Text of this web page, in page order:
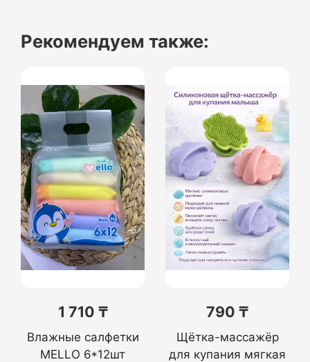
Рекомендуем также:
1 710 ₸
Влажные салфетки
MELLO 6*12шт
790 ₸
Щётка-массажёр
для купания мягкая